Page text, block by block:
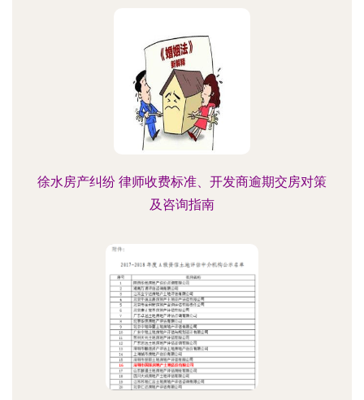
徐水房产纠纷 律师收费标准、开发商逾期交房对策
及咨询指南